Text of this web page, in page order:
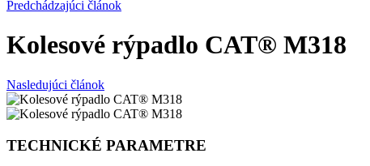
Predchádzajúci článok
Kolesové rýpadlo CAT® M318
Nasledujúci článok
TECHNICKÉ PARAMETRE